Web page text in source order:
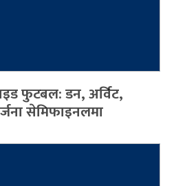
फुटबल: डन, अर्विट,
सेमिफाइनलमा